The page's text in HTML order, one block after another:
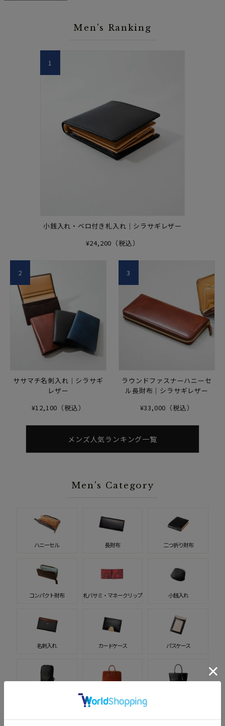
Men's Ranking
小銭入れ・ベロ付き札入れ｜シラサギレザー
¥24,200（税込）
1
ササマチ名刺入れ｜シラサギ
レザー
¥12,100（税込）
2
ラウンドファスナーハニーセ
ル長財布｜シラサギレザー
¥33,000（税込）
3
メンズ人気ランキング一覧
Men's Category
ハニーセル 長財布 二つ折り財布
コンパクト財布 札バサミ・マネークリップ 小銭入れ
名刺入れ カードケース パスケース
ブリーフケース